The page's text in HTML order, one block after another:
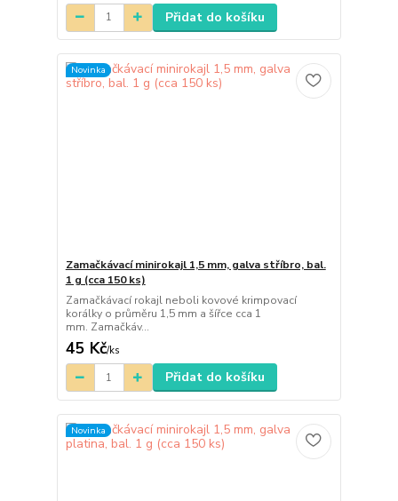
Přidat do košíku
Novinka
Zamačkávací minirokajl 1,5 mm, galva stříbro, bal.
1 g (cca 150 ks)
Zamačkávací rokajl neboli kovové krimpovací
korálky o průměru 1,5 mm a šířce cca 1
mm. Zamačkáv...
45 Kč/ks
Přidat do košíku
Novinka